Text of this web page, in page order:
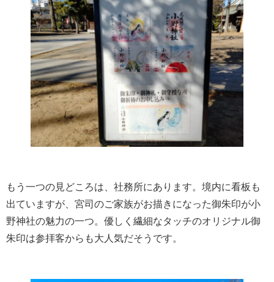
もう一つの見どころは、社務所にあります。境内に看板も
出ていますが、宮司のご家族がお描きになった御朱印が小
野神社の魅力の一つ。優しく繊細なタッチのオリジナル御
朱印は参拝客からも大人気だそうです。